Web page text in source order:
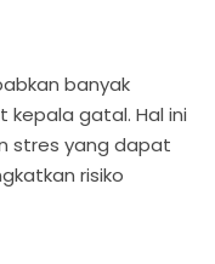
banyak
kepala gatal. Hal ini
stres yang dapat
risiko